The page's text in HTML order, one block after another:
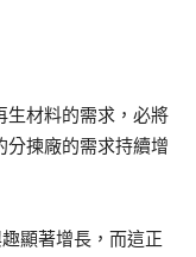
生材料的需求，必將
分揀廠的需求持續增
顯著增長，而這正